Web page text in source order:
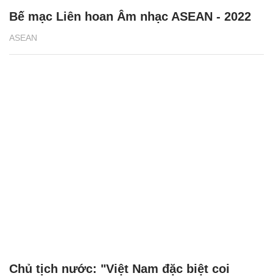
ASEAN
Bế mạc Liên hoan Âm nhạc ASEAN - 2022
Chủ tịch nước: "Việt Nam đặc biệt coi